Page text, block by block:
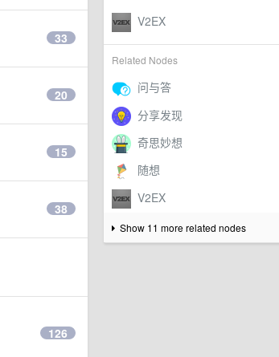
Related Nodes
Show 11 more related nodes
33
20
15
38
126